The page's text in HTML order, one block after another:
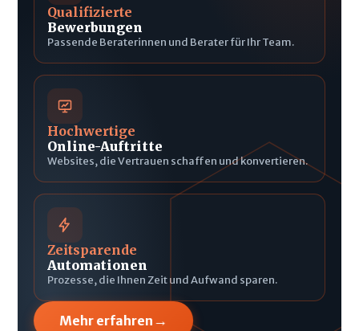
Qualifizierte
Bewerbungen
Passende Beraterinnen und Berater für Ihr Team.
Hochwertige
Online-Auftritte
Websites, die Vertrauen schaffen und konvertieren.
Zeitsparende
Automationen
Prozesse, die Ihnen Zeit und Aufwand sparen.
Mehr erfahren →